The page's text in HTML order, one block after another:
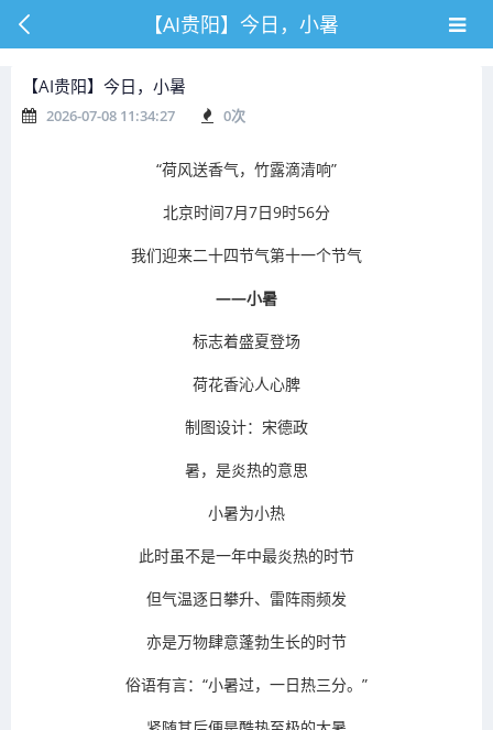
【AI贵阳】今日，小暑
【AI贵阳】今日，小暑
2026-07-08 11:34:27 0次
“荷风送香气，竹露滴清响”
北京时间7月7日9时56分
我们迎来二十四节气第十一个节气
——小暑
标志着盛夏登场
荷花香沁人心脾
制图设计：宋德政
暑，是炎热的意思
小暑为小热
此时虽不是一年中最炎热的时节
但气温逐日攀升、雷阵雨频发
亦是万物肆意蓬勃生长的时节
俗语有言：“小暑过，一日热三分。”